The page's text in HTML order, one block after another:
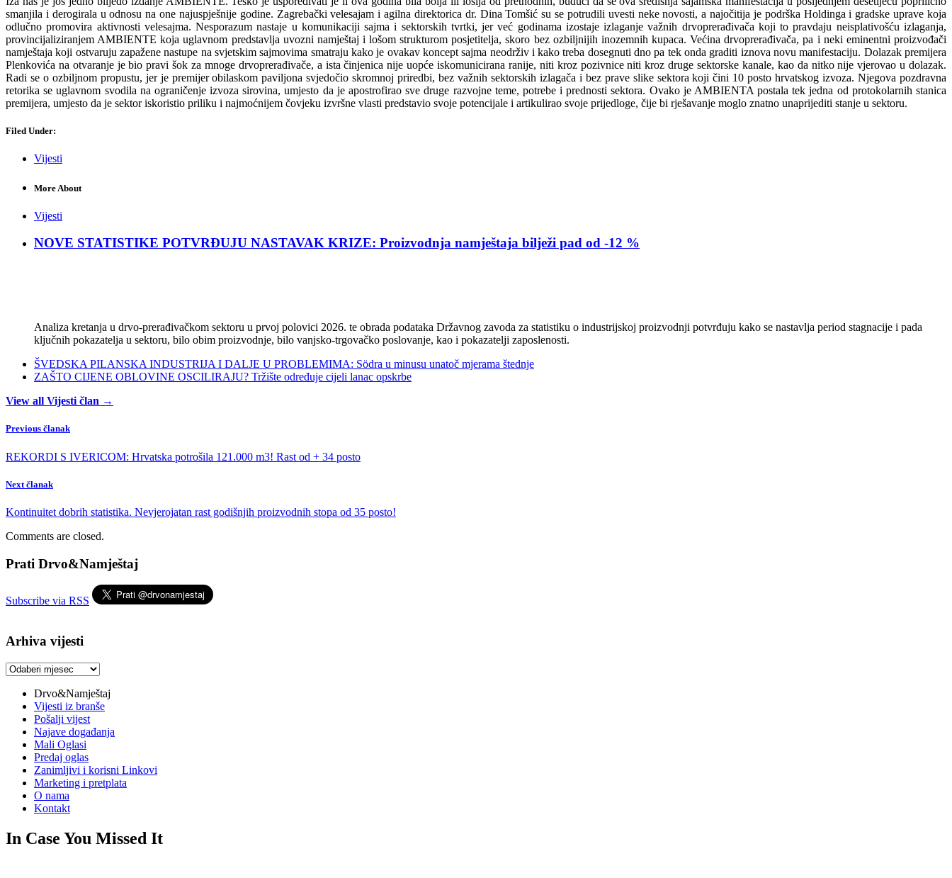
smanjila i derogirala u odnosu na one najuspješnije godine. Zagrebački velesajam i agilna direktorica dr. Dina Tomšić su se potrudili uvesti neke novosti, a najočitija je podrška Holdinga i gradske uprave koja
odlučno promovira aktivnosti velesajma. Nesporazum nastaje u komunikaciji sajma i sektorskih tvrtki, jer već godinama izostaje izlaganje važnih drvoprerađivača koji to pravdaju neisplativošću izlaganja,
provincijaliziranjem AMBIENTE koja uglavnom predstavlja uvozni namještaj i lošom strukturom posjetitelja, skoro bez ozbiljnijih inozemnih kupaca. Većina drvoprerađivača, pa i neki eminentni proizvođači
namještaja koji ostvaruju zapažene nastupe na svjetskim sajmovima smatraju kako je ovakav koncept sajma neodrživ i kako treba dosegnuti dno pa tek onda graditi iznova novu manifestaciju. Dolazak premijera
Plenkovića na otvaranje je bio pravi šok za mnoge drvoprerađivače, a ista činjenica nije uopće iskomunicirana ranije, niti kroz pozivnice niti kroz druge sektorske kanale, kao da nitko nije vjerovao u dolazak.
Radi se o ozbiljnom propustu, jer je premijer obilaskom paviljona svjedočio skromnoj priredbi, bez važnih sektorskih izlagača i bez prave slike sektora koji čini 10 posto hrvatskog izvoza. Njegova pozdravna
retorika se uglavnom svodila na ograničenje izvoza sirovina, umjesto da je apostrofirao sve druge razvojne teme, potrebe i prednosti sektora. Ovako je AMBIENTA postala tek jedna od protokolarnih stanica
premijera, umjesto da je sektor iskoristio priliku i najmoćnijem čovjeku izvršne vlasti predstavio svoje potencijale i artikulirao svoje prijedloge, čije bi rješavanje moglo znatno unaprijediti stanje u sektoru.
Filed Under:
Vijesti
More About
Vijesti
NOVE STATISTIKE POTVRĐUJU NASTAVAK KRIZE: Proizvodnja namještaja bilježi pad od -12 %
Analiza kretanja u drvo-prerađivačkom sektoru u prvoj polovici 2026. te obrada podataka Državnog zavoda za statistiku o industrijskoj proizvodnji potvrđuju kako se nastavlja period stagnacije i pada
ključnih pokazatelja u sektoru, bilo obim proizvodnje, bilo vanjsko-trgovačko poslovanje, kao i pokazatelji zaposlenosti.
ŠVEDSKA PILANSKA INDUSTRIJA I DALJE U PROBLEMIMA: Södra u minusu unatoč mjerama štednje
ZAŠTO CIJENE OBLOVINE OSCILIRAJU? Tržište određuje cijeli lanac opskrbe
View all Vijesti član →
Previous članak
REKORDI S IVERICOM: Hrvatska potrošila 121.000 m3! Rast od + 34 posto
Next članak
Kontinuitet dobrih statistika. Nevjerojatan rast godišnjih proizvodnih stopa od 35 posto!
Comments are closed.
Prati Drvo&Namještaj
Subscribe via RSS
Arhiva vijesti
Arhiva
Drvo&Namještaj
Vijesti iz branše
Pošalji vijest
Najave događanja
Mali Oglasi
Predaj oglas
Zanimljivi i korisni Linkovi
Marketing i pretplata
O nama
Kontakt
In Case You Missed It